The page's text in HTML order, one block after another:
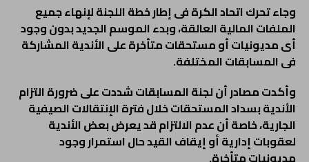
وجاء تحرك اتحاد الكرة فى إطار خطة اللجنة لإنهاء جميع
الملفات المالية العالقة، وبدء الموسم الجديد بدون وجود
أى مديونيات أو مستحقات متأخرة على الأندية المشاركة
فى المسابقات المختلفة.
وأكدت مصادر أن لجنة المسابقات شددت على ضرورة التزام
الأندية بسداد المستحقات خلال فترة الإنتقالات الصيفية
الجارية، خاصة أن عدم الالتزام قد يعرض بعض الأندية
لعقوبات إدارية أو إيقاف القيد حال استمرار وجود
مديونيات متأخرة.